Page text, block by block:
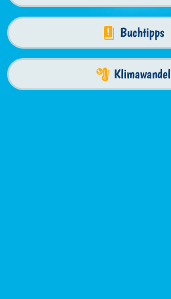
Buchtipps
Klimawandel